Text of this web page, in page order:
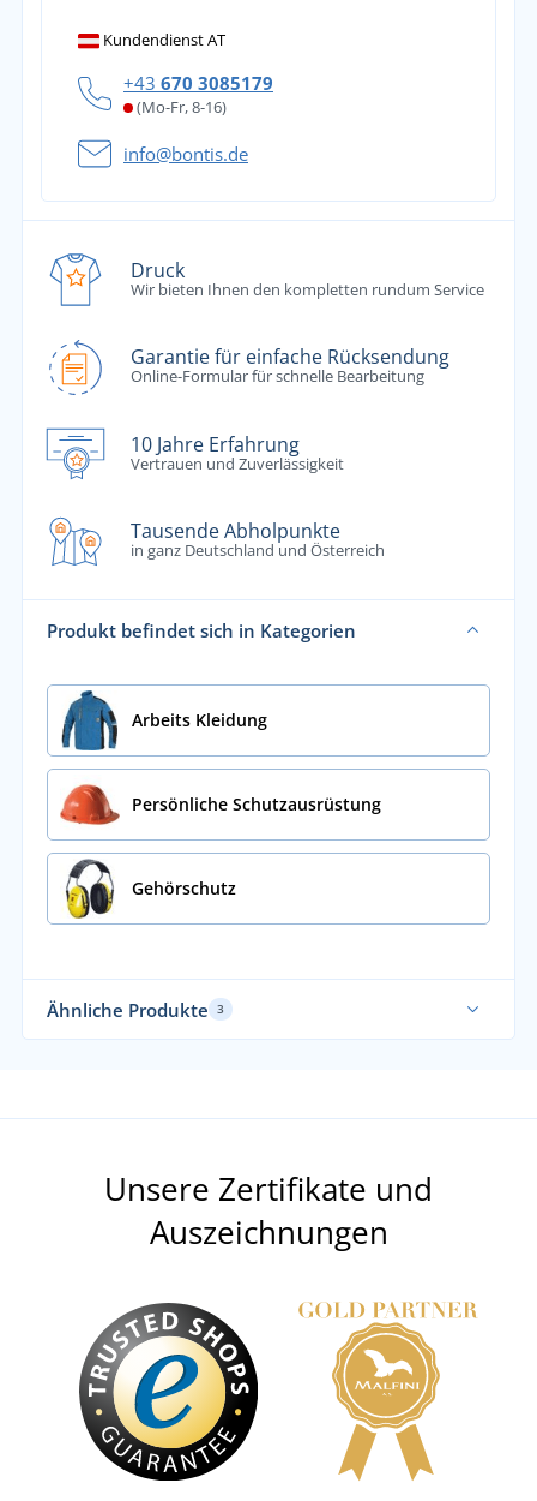
Kundendienst AT
+43 670 3085179
(Mo-Fr, 8-16)
info@bontis.de
Druck
Wir bieten Ihnen den kompletten rundum Service
Garantie für einfache Rücksendung
Online-Formular für schnelle Bearbeitung
10 Jahre Erfahrung
Vertrauen und Zuverlässigkeit
Tausende Abholpunkte
in ganz Deutschland und Österreich
Produkt befindet sich in Kategorien
Arbeits Kleidung
Persönliche Schutzausrüstung
Gehörschutz
Ähnliche Produkte 3
Kapselgehörschützer 4EAR M20
Unsere Zertifikate und
Auszeichnungen